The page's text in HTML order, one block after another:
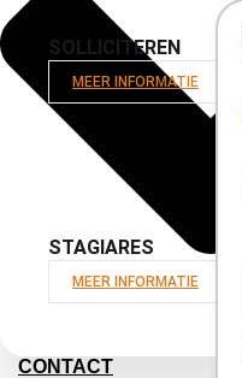
SOLLICITEREN
MEER INFORMATIE
STAGIARES
MEER INFORMATIE
CONTACT